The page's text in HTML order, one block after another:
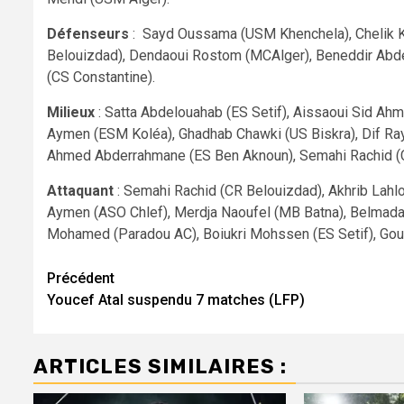
Défenseurs : Sayd Oussama (USM Khenchela), Chelik
Belouizdad), Dendaoui Rostom (MCAlger), Beneddir
(CS Constantine).
Milieux : Satta Abdelouahab (ES Setif), Aissaoui Sid
Aymen (ESM Koléa), Ghadhab Chawki (US Biskra), Dif
Ahmed Abderrahmane (ES Ben Aknoun), Semahi Rachid
Attaquant : Semahi Rachid (CR Belouizdad), Akhrib
Aymen (ASO Chlef), Merdja Naoufel (MB Batna),
Mohamed (Paradou AC), Boiukri Mohssen (ES Setif),
Navigation
d’article
Précédent
Youcef Atal suspendu 7 matches (LFP)
ARTICLES SIMILAIRES :